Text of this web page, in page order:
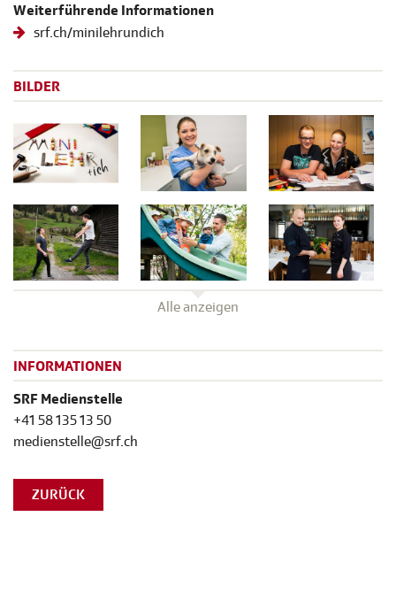
Weiterführende Informationen
srf.ch/minilehrundich
BILDER
Alle anzeigen
INFORMATIONEN
SRF Medienstelle
+41 58 135 13 50
medienstelle@srf.ch
ZURÜCK